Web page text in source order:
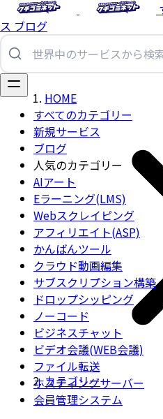
ス ブログ
すべてのカテゴリー
新規サービス
ブログ
人気のカテゴリー
AIアート
Eラーニング(LMS)
Webスクレイピング
アフィリエイト(ASP)
かんばんツール
クラウド動画編集
サブスクリプション構築
ドロップシッピング
ノーコード
ビジネスチャット
ビデオ会議(WEB会議)
ファイル転送
ホスティングサーバー
会員管理システム
HOME
カテゴリー